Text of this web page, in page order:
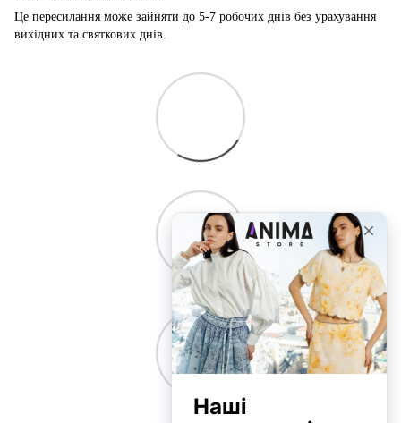
Це пересилання може зайняти до 5-7 робочих днів без урахування
вихідних та святкових днів.